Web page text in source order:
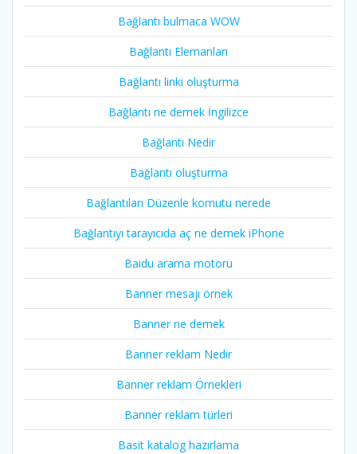
Bağlantı bulmaca WOW
Bağlantı Elemanları
Bağlantı linki oluşturma
Bağlantı ne demek İngilizce
Bağlantı Nedir
Bağlantı oluşturma
Bağlantıları Düzenle komutu nerede
Bağlantıyı tarayıcıda aç ne demek iPhone
Baidu arama motoru
Banner mesajı örnek
Banner ne demek
Banner reklam Nedir
Banner reklam Örnekleri
Banner reklam türleri
Basit katalog hazırlama